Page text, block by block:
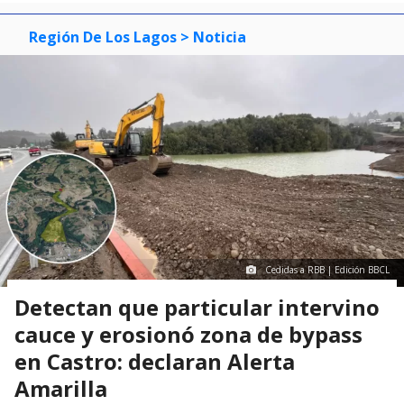
Región De Los Lagos > Noticia
Cedidas a RBB | Edición BBCL
Detectan que particular intervino
cauce y erosionó zona de bypass
en Castro: declaran Alerta
Amarilla